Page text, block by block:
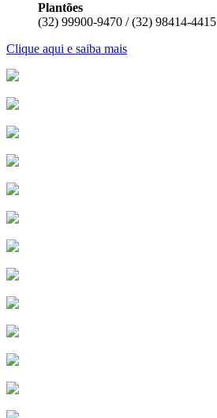
Plantões
(32) 99900-9470 / (32) 98414-4415
Clique aqui e saiba mais